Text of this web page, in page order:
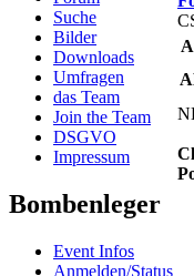
Suche
Bilder
Downloads
Umfragen
das Team
Join the Team
DSGVO
Impressum
Bombenleger
Event Infos
Anmelden/Status